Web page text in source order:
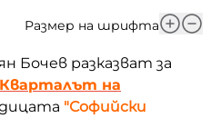
Размер на шрифта
Бочев разказват за
на
"Софийски